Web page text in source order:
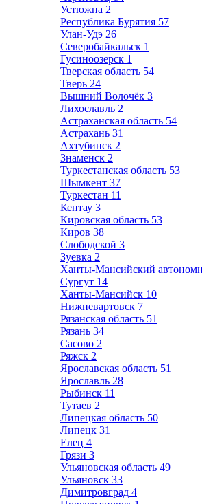
Устюжна 2
Республика Бурятия 57
Улан-Удэ 26
Северобайкальск 1
Гусиноозерск 1
Тверская область 54
Тверь 24
Вышний Волочёк 3
Лихославль 2
Астраханская область 54
Астрахань 31
Ахтубинск 2
Знаменск 2
Туркестанская область 53
Шымкент 37
Туркестан 11
Кентау 3
Кировская область 53
Киров 38
Слободской 3
Зуевка 2
Ханты-Мансийский
Сургут 14
Ханты-Мансийск 10
Нижневартовск 7
Рязанская область 51
Рязань 34
Сасово 2
Ряжск 2
Ярославская область 51
Ярославль 28
Рыбинск 11
Тутаев 2
Липецкая область 50
Липецк 31
Елец 4
Грязи 3
Ульяновская область 49
Ульяновск 33
Димитровград 4